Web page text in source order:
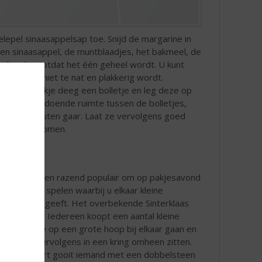
sinaasappelsap toe. Snijd de margarine in
sinaasappel, de muntblaadjes, het bakmeel, de
handen totdat het één geheel wordt. U kunt
geval niet te nat en plakkerig wordt.
elk stukje deeg een bolletje en leg deze op
voor voldoende ruimte tussen de bolletjes,
15 minuten gaar. Laat ze vervolgens goed
de oven komen.
Het is al jaren razend populair om op pakjesavond
een spel te spelen waarbij u elkaar kleine
cadeautjes geeft. Het overbekende Sinterklaas
dobbelspel. Iedereen koopt een aantal kleine
cadeaus die op een grote hoop bij elkaar gaan en
gaat hier vervolgens in een kring omheen zitten.
Om de beurt gooit iemand met een dobbelsteen